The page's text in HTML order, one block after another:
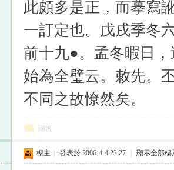
此頗多是正，而摹寫
一訂定也。戊戌季冬
前十九●。孟冬暇日
始為全璧云。敕先。
不同之故憭然矣。
回復
樓主 發表於 2006-4-4 23:27 顯示全部樓